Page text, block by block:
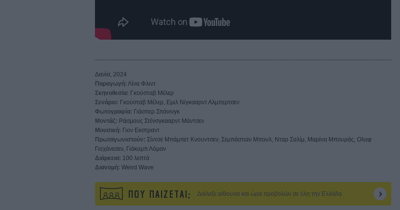
Δανία, 2024
Παραγωγή: Λίνα Φλιντ
Σκηνοθεσία: Γκούσταβ Μέλερ
Σενάριο: Γκούσταβ Μέλερ, Εμιλ Νίγκααρντ Αλμπερτσεν
Φωτογραφία: Γιάσπερ Σπάνινγκ
Μοντάζ: Ράσμους Στένσγκααρντ Μάντσεν
Μουσική: Γιον Εκστραντ
Πρωταγωνιστούν: Σίντσε Μπάμπετ Κνουντσεν, Σεμπάστιαν Μπουλ, Νταρ Σαλίμ, Μαρίνα Μπουράς, Ολαφ
Γιοχάνεσεν, Γιάκομπ Λόμαν
Διάρκεια: 100 λεπτά
Διανομή: Weird Wave
ΠΟΥ ΠΑΙΖΕΤΑΙ; Διάλεξε αίθουσα και ώρα προβολών σε όλη την Ελλάδα